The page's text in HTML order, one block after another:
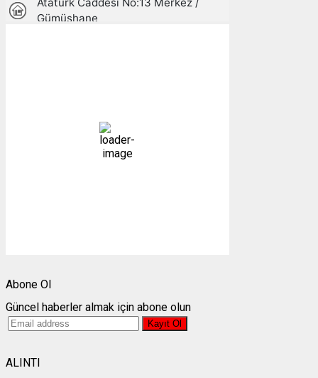
37 %
1005 mb
Abone Ol
Güncel haberler almak için abone olun
ALINTI